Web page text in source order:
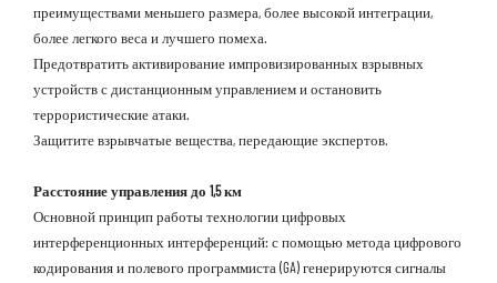
преимуществами меньшего размера, более высокой интеграции,
более легкого веса и лучшего помеха.
Предотвратить активирование импровизированных взрывных
устройств с дистанционным управлением и остановить
террористические атаки.
Защитите взрывчатые вещества, передающие экспертов.
Расстояние управления до 1,5 км
Основной принцип работы технологии цифровых
интерференционных интерференций: с помощью метода цифрового
кодирования и полевого программиста (GA) генерируются сигналы